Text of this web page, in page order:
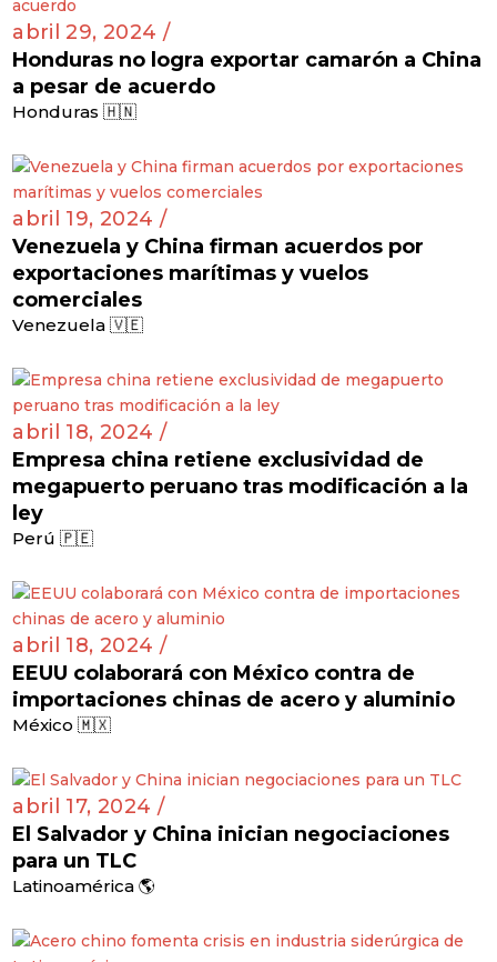
abril 29, 2024 /
Honduras no logra exportar camarón a China
a pesar de acuerdo
Honduras 🇭🇳
abril 19, 2024 /
Venezuela y China firman acuerdos por
exportaciones marítimas y vuelos
comerciales
Venezuela 🇻🇪
abril 18, 2024 /
Empresa china retiene exclusividad de
megapuerto peruano tras modificación a la
ley
Perú 🇵🇪
abril 18, 2024 /
EEUU colaborará con México contra de
importaciones chinas de acero y aluminio
México 🇲🇽
abril 17, 2024 /
El Salvador y China inician negociaciones
para un TLC
Latinoamérica 🌎